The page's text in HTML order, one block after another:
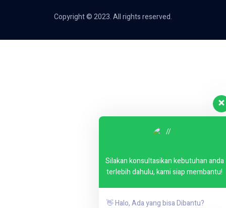
Copyright © 2023. All rights reserved.
Silakan konsultasikan kebutuhan anda
terlebih dahulu, kami siap membantu!
👋 Halo, Ada yang bisa Dibantu?